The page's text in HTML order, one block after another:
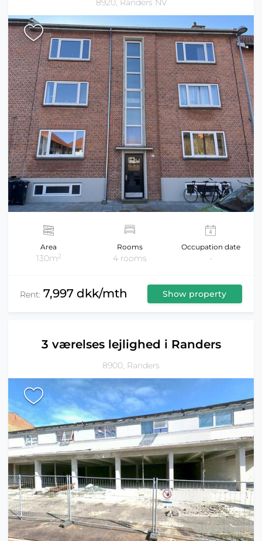
8920, Randers NV
Area
130m2
Rooms
4 rooms
Occupation date
-
Rent: 7,997 dkk/mth Show property
3 værelses lejlighed i Randers
8900, Randers